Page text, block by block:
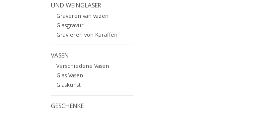
UND WEINGLASER
Graveren van vazen
Glasgravur
Gravieren von Karaffen
VASEN
Verschiedene Vasen
Glas Vasen
Glaskunst
GESCHENKE